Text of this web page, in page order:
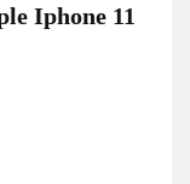
Iphone 11